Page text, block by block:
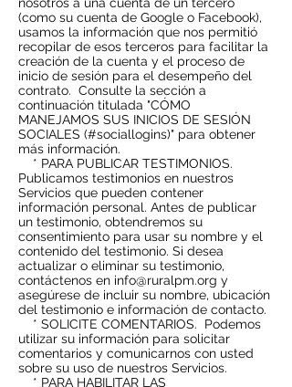
(como su cuenta de Google o Facebook),
usamos la información que nos permitió
recopilar de esos terceros para facilitar la
creación de la cuenta y el proceso de
inicio de sesión para el desempeño del
contrato. Consulte la sección a
continuación titulada "CÓMO
MANEJAMOS SUS INICIOS DE SESIÓN
SOCIALES (#sociallogins)" para obtener
más información.
* PARA PUBLICAR TESTIMONIOS.
Publicamos testimonios en nuestros
Servicios que pueden contener
información personal. Antes de publicar
un testimonio, obtendremos su
consentimiento para usar su nombre y el
contenido del testimonio. Si desea
actualizar o eliminar su testimonio,
contáctenos en info@ruralpm.org y
asegúrese de incluir su nombre, ubicación
del testimonio e información de contacto.
* SOLICITE COMENTARIOS.
Podemos
utilizar su información para solicitar
comentarios y comunicarnos con usted
sobre su uso de nuestros Servicios.
* PARA HABILITAR LAS